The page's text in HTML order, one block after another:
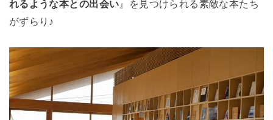
れるような本との出会い 』を見つけられる素敵な本たち
がずらり♪